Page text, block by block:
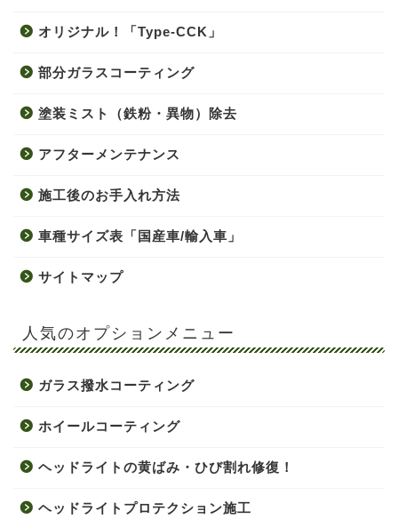
オリジナル！「Type-CCK」
部分ガラスコーティング
塗装ミスト（鉄粉・異物）除去
アフターメンテナンス
施工後のお手入れ方法
車種サイズ表「国産車/輸入車」
サイトマップ
人気のオプションメニュー
ガラス撥水コーティング
ホイールコーティング
ヘッドライトの黄ばみ・ひび割れ修復！
ヘッドライトプロテクション施工